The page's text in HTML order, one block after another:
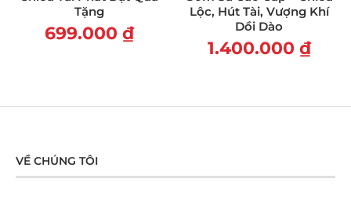
Tặng
699.000 ₫
Lộc, Hút Tài, Vượng Khí
Dồi Dào
1.400.000 ₫
VỀ CHÚNG TÔI